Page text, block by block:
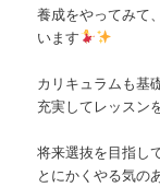
養成をやってみて
います
カリキュラムも基
充実してレッスン
将来選抜を目指し
とにかくやる気の